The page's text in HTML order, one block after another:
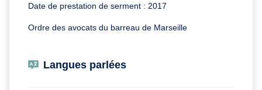
Date de prestation de serment : 2017
Ordre des avocats du barreau de Marseille
Langues parlées